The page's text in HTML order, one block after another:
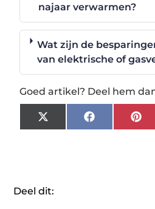
najaar verwarmen?
Wat zijn de
van elektrische of
Goed artikel? Deel hem
X
(Twitter)
Facebook
Deel dit: